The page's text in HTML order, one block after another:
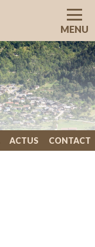
ACTUS CONTACT
MENU